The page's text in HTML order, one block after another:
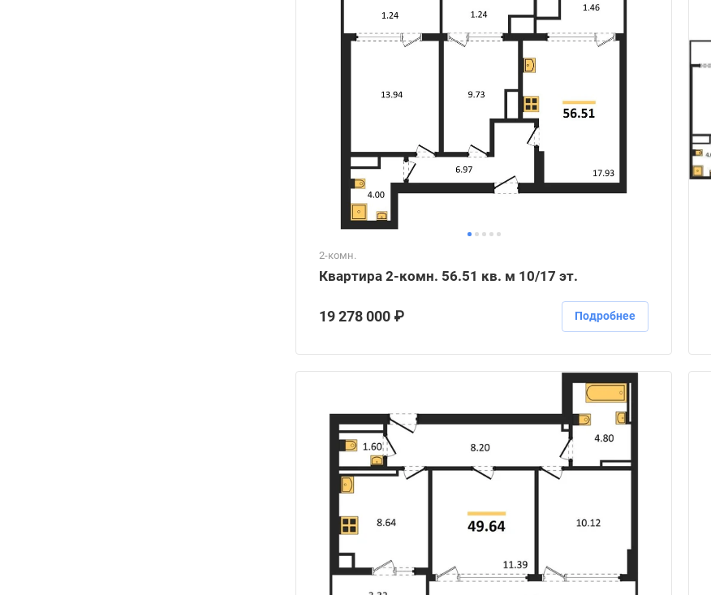
2-комн.
Квартира 2-комн. 56.51 кв. м 10/17 эт.
19 278 000 ₽ Подробнее